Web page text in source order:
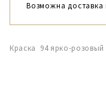
Возможна доставка
Краска 94 ярко-розовый